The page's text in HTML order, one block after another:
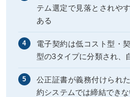
テム選定で見落とされや
ある
4
電子契約は低コスト型・
型の3タイプに分類され、
5
公正証書が義務付けられ
約システムでは締結でき